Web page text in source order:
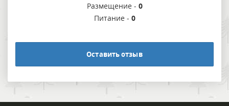
Размещение - 0
Питание - 0
Оставить отзыв